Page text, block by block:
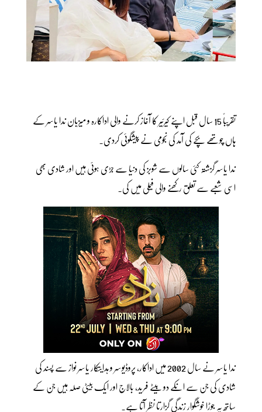
تقریباً 15 سال قبل اپنے کیرئیر کا آغاز کرنے والی اداکارہ و میزبان ندا یاسر کے
ہاں چوتھے بچے کی آمد کی نجومی نے پیشگوئی کردی۔
ندا یاسر گزشتہ کئی سالوں سے شوبز کی دنیا سے جڑی ہوئی ہیں اور شادی بھی
اسی شعبے سے تعلق رکھنے والی فیملی میں کی۔
ندا یاسر نے سال 2002 میں اداکار، پروڈیوسر و ہدایتکار یاسر نواز سے پسند کی
شادی کی جن سے انکے دو بیٹے فرید، بالاج اور ایک بیٹی صلہ ہیں جن کے
ساتھ یہ جوڑا خوشگوار زندگی گزارتا نظر آتا ہے۔